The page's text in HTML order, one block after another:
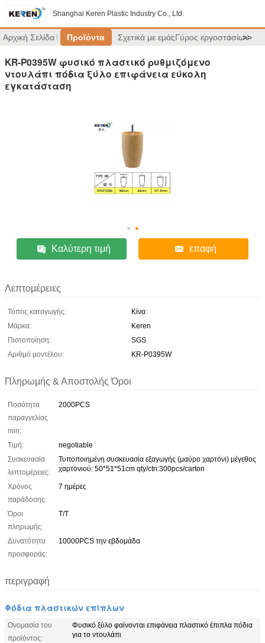
Shanghai Keren Plastic Industry Co., Ltd.
Αρχική Σελίδα Προϊόντα Σχετικά με εμάςΓύρος εργοστασίων
>>
KR-P0395W φυσικό πλαστικό ρυθμιζόμενο
ντουλάπι πόδια ξύλο επιφάνεια εύκολη
εγκατάσταση
Καλύτερη τιμή επαφή
Λεπτομέρειες
Τόπος καταγωγής:
Κίνα
Μάρκα:
Keren
Πιστοποίηση:
SGS
Αριθμό μοντέλου:
KR-P0395W
Πληρωμής & Αποστολής Όροι
Ποσότητα
παραγγελίας
min:
2000PCS
Τιμή:
negotiable
Συσκευασία
λεπτομέρειες:
Τυποποιημένη συσκευασία εξαγωγής (μαύρο χαρτόνι) μέγεθος
χαρτονιού: 50*51*51cm qty/ctn:300pcs/carton
Χρόνος
παράδοσης:
7 ημέρες
Όροι
πληρωμής:
Τ/Τ
Δυνατότητα
προσφοράς:
10000PCS την εβδομάδα
περιγραφή
Φόδια πλαστικών επίπλων
Ονομασία του
προϊόντος:
Φυσικό ξύλο φαίνονται επιφάνεια πλαστικό έπιπλα πόδια
για το ντουλάπι